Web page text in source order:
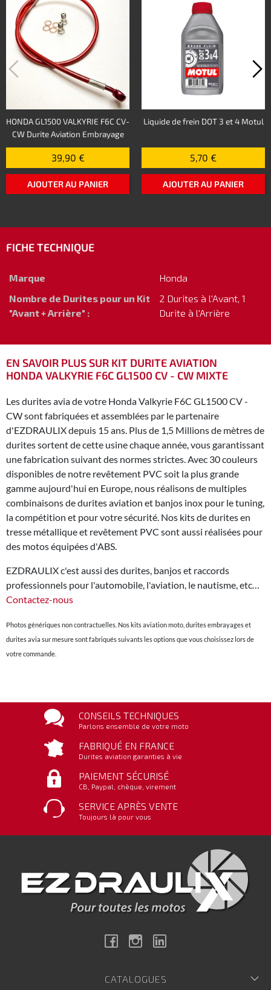
HONDA GL1500 VALKYRIE F6C CV-
CW Durite Aviation Embrayage
39,90 €
AJOUTER AU PANIER
Liquide de frein DOT 3 et 4 Motul
5,70 €
AJOUTER AU PANIER
FICHE TECHNIQUE
Marque
Honda
Nombre de Durites pour un Kit
"Avant + Arrière" :
2 Durites à l'Avant, 1
Durite à l'Arrière
EN SAVOIR PLUS SUR KIT DURITE AVIATION
HONDA VALKYRIE F6C GL1500 CV - CW MIXTE
Les durites avia de votre Honda Valkyrie F6C GL1500 CV -
CW sont fabriquées et assemblées par le partenaire
d'EZDRAULIX depuis 15 ans. Plus de 1,5 Millions de mètres de
durites sortent de cette usine chaque année, vous garantissant
une fabrication suivant des normes strictes. Avec 30 couleurs
disponibles de notre revêtement PVC soit la plus grande
gamme aujourd'hui en Europe, nous réalisons de multiples
combinaisons de durites aviation et banjos inox pour le tuning,
la compétition et pour votre sécurité. Nos kits de durites en
tresse métallique et revêtement PVC sont aussi réalisées pour
des motos équipées d'ABS.
EZDRAULIX c'est aussi des durites, banjos et raccords
professionnels pour l'automobile, l'aviation, le nautisme, etc…
Contactez-nous
Photos génériques non contractuelles. Nos kits aviation moto, durites embrayages et
durites avia sur mesure sont fabriqués suivants les options que vous choisissez lors de
votre commande.
CONSEILS TECHNIQUES
Parlons ensemble de votre moto
FABRIQUÉ EN FRANCE
Durites aviation garanties à vie
PAIEMENT SÉCURISÉ
CB, Paypal, chèque, virement
SERVICE APRÈS VENTE
Toujours là pour vous
FacebookInstagram
CATALOGUES